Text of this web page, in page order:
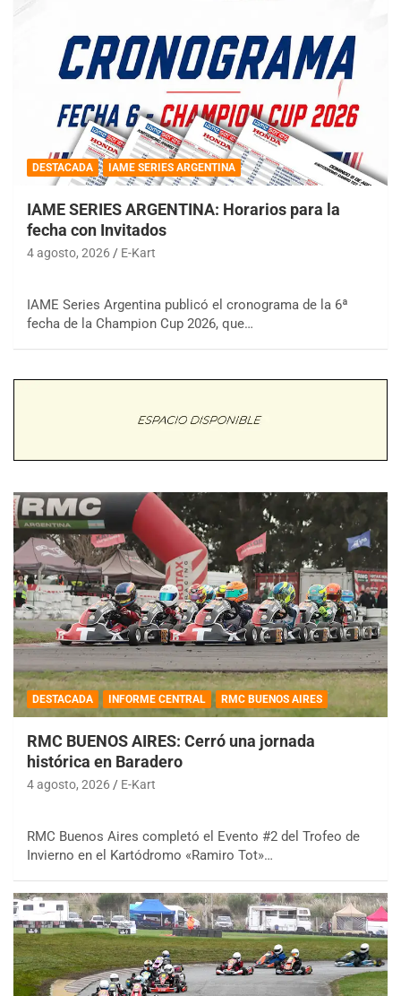
DESTACADA IAME SERIES ARGENTINA
IAME SERIES ARGENTINA: Horarios para la
fecha con Invitados
4 agosto, 2026 E-Kart
IAME Series Argentina publicó el cronograma de la 6ª
fecha de la Champion Cup 2026, que…
DESTACADA INFORME CENTRAL RMC BUENOS AIRES
RMC BUENOS AIRES: Cerró una jornada
histórica en Baradero
4 agosto, 2026 E-Kart
RMC Buenos Aires completó el Evento #2 del Trofeo de
Invierno en el Kartódromo «Ramiro Tot»…